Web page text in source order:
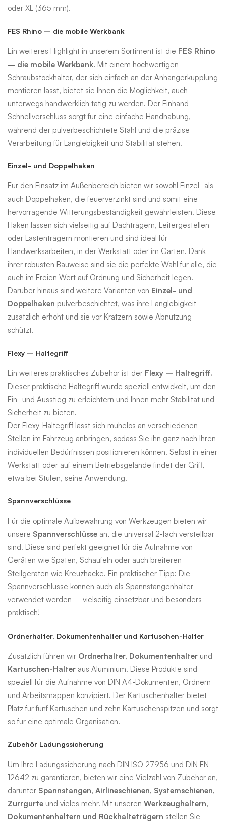
oder XL (365 mm).
FES Rhino – die mobile Werkbank
Ein weiteres Highlight in unserem Sortiment ist die FES Rhino
– die mobile Werkbank. Mit einem hochwertigen
Schraubstockhalter, der sich einfach an der Anhängerkupplung
montieren lässt, bietet sie Ihnen die Möglichkeit, auch
unterwegs handwerklich tätig zu werden. Der Einhand-
Schnellverschluss sorgt für eine einfache Handhabung,
während der pulverbeschichtete Stahl und die präzise
Verarbeitung für Langlebigkeit und Stabilität stehen.
Einzel- und Doppelhaken
Für den Einsatz im Außenbereich bieten wir sowohl Einzel- als
auch Doppelhaken, die feuerverzinkt sind und somit eine
hervorragende Witterungsbeständigkeit gewährleisten. Diese
Haken lassen sich vielseitig auf Dachträgern, Leitergestellen
oder Lastenträgern montieren und sind ideal für
Handwerksarbeiten, in der Werkstatt oder im Garten. Dank
ihrer robusten Bauweise sind sie die perfekte Wahl für alle, die
auch im Freien Wert auf Ordnung und Sicherheit legen.
Darüber hinaus sind weitere Varianten von Einzel- und
Doppelhaken pulverbeschichtet, was ihre Langlebigkeit
zusätzlich erhöht und sie vor Kratzern sowie Abnutzung
schützt.
Flexy – Haltegriff
Ein weiteres praktisches Zubehör ist der Flexy – Haltegriff.
Dieser praktische Haltegriff wurde speziell entwickelt, um den
Ein- und Ausstieg zu erleichtern und Ihnen mehr Stabilität und
Sicherheit zu bieten.
Der Flexy-Haltegriff lässt sich mühelos an verschiedenen
Stellen im Fahrzeug anbringen, sodass Sie ihn ganz nach Ihren
individuellen Bedürfnissen positionieren können. Selbst in einer
Werkstatt oder auf einem Betriebsgelände findet der Griff,
etwa bei Stufen, seine Anwendung.
Spannverschlüsse
Für die optimale Aufbewahrung von Werkzeugen bieten wir
unsere Spannverschlüsse an, die universal 2-fach verstellbar
sind. Diese sind perfekt geeignet für die Aufnahme von
Geräten wie Spaten, Schaufeln oder auch breiteren
Steilgeräten wie Kreuzhacke. Ein praktischer Tipp: Die
Spannverschlüsse können auch als Spannstangenhalter
verwendet werden – vielseitig einsetzbar und besonders
praktisch!
Ordnerhalter, Dokumentenhalter und Kartuschen-Halter
Zusätzlich führen wir Ordnerhalter, Dokumentenhalter und
Kartuschen-Halter aus Aluminium. Diese Produkte sind
speziell für die Aufnahme von DIN A4-Dokumenten, Ordnern
und Arbeitsmappen konzipiert. Der Kartuschenhalter bietet
Platz für fünf Kartuschen und zehn Kartuschenspitzen und sorgt
so für eine optimale Organisation.
Zubehör Ladungssicherung
Um Ihre Ladungssicherung nach DIN ISO 27956 und DIN EN
12642 zu garantieren, bieten wir eine Vielzahl von Zubehör an,
darunter Spannstangen, Airlineschienen, Systemschienen,
Zurrgurte und vieles mehr. Mit unseren Werkzeughaltern,
Dokumentenhaltern und Rückhalteträgern stellen Sie